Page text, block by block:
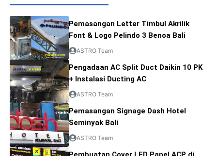
Pemasangan Letter Timbul Akrilik
Font & Logo Pelindo 3 Benoa Bali
ASTRO Team
Pengadaan AC Split Duct Daikin 10 PK
+ Instalasi Ducting AC
ASTRO Team
Pemasangan Signage Dash Hotel
Seminyak Bali
ASTRO Team